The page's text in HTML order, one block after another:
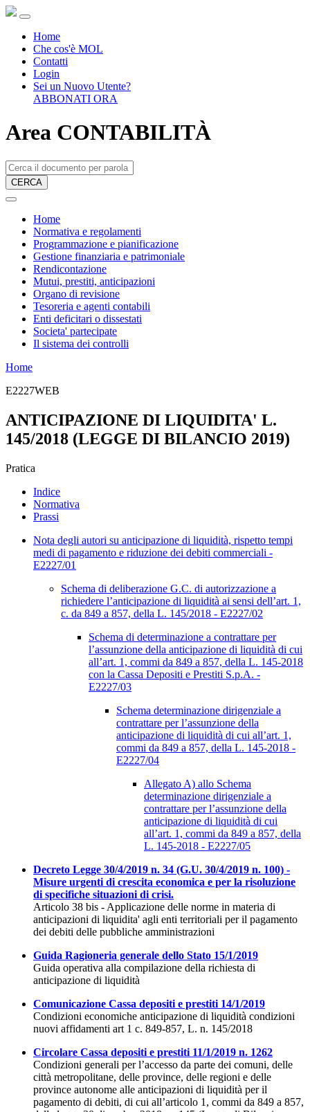
Home
Che cos'è MOL
Contatti
Login
Sei un Nuovo Utente?
ABBONATI ORA
Area CONTABILITÀ
CERCA
Home
Normativa e regolamenti
Programmazione e pianificazione
Gestione finanziaria e patrimoniale
Rendicontazione
Mutui, prestiti, anticipazioni
Organo di revisione
Tesoreria e agenti contabili
Enti deficitari o dissestati
Societa' partecipate
Il sistema dei controlli
Home
E2227WEB
ANTICIPAZIONE DI LIQUIDITA' L.
145/2018 (LEGGE DI BILANCIO 2019)
Pratica
Indice
Normativa
Prassi
Nota degli autori su anticipazione di liquidità, rispetto tempi
medi di pagamento e riduzione dei debiti commerciali -
E2227/01
Schema di deliberazione G.C. di autorizzazione a
richiedere l’anticipazione di liquidità ai sensi dell’art. 1,
c. da 849 a 857, della L. 145/2018 - E2227/02
Schema di determinazione a contrattare per
l’assunzione della anticipazione di liquidità di cui
all’art. 1, commi da 849 a 857, della L. 145-2018
con la Cassa Depositi e Prestiti S.p.A. -
E2227/03
Schema determinazione dirigenziale a
contrattare per l’assunzione della
anticipazione di liquidità di cui all’art. 1,
commi da 849 a 857, della L. 145-2018 -
E2227/04
Allegato A) allo Schema
determinazione dirigenziale a
contrattare per l’assunzione della
anticipazione di liquidità di cui
all’art. 1, commi da 849 a 857, della
L. 145-2018 - E2227/05
Decreto Legge 30/4/2019 n. 34 (G.U. 30/4/2019 n. 100) -
Misure urgenti di crescita economica e per la risoluzione
di specifiche situazioni di crisi.
Articolo 38 bis - Applicazione delle norme in materia di
anticipazioni di liquidita' agli enti territoriali per il pagamento
dei debiti delle pubbliche amministrazioni
Guida Ragioneria generale dello Stato 15/1/2019
Guida operativa alla compilazione della richiesta di
anticipazione di liquidità
Comunicazione Cassa depositi e prestiti 14/1/2019
Condizioni economiche anticipazione di liquidità condizioni
nuovi affidamenti art 1 c. 849-857, L. n. 145/2018
Circolare Cassa depositi e prestiti 11/1/2019 n. 1262
Condizioni generali per l’accesso da parte dei comuni, delle
città metropolitane, delle province, delle regioni e delle
province autonome alle anticipazioni di liquidità per il
pagamento di debiti, di cui all’articolo 1, commi da 849 a 857,